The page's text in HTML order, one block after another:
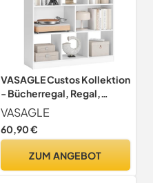
VASAGLE Custos Kollektion
- Bücherregal, Regal,
Würfelregal, Standregal, 8
offene Fächer, horizontal,
vertikal oder kopfüber
cm, Wohnzimmer, weiß
VASAGLE
60,90 €
ZUM ANGEBOT